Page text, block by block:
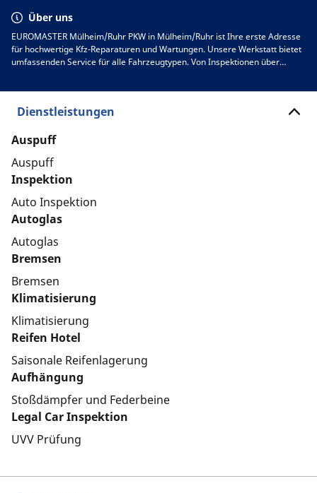
Über uns
EUROMASTER Mülheim/Ruhr PKW in Mülheim/Ruhr ist Ihre erste Adresse
für hochwertige Kfz-Reparaturen und Wartungen. Unsere Werkstatt bietet
umfassenden Service für alle Fahrzeugtypen. Von Inspektionen über
Kundenzufriedenheit. Besuchen Sie uns in Mülheim/Ruhr, um unseren
Termin. Vertrauen Sie auf unsere Expertise!
Dienstleistungen
Auspuff
Auspuff
Inspektion
Auto Inspektion
Autoglas
Autoglas
Bremsen
Bremsen
Klimatisierung
Klimatisierung
Reifen Hotel
Saisonale Reifenlagerung
Aufhängung
Stoßdämpfer und Federbeine
Legal Car Inspektion
UVV Prüfung